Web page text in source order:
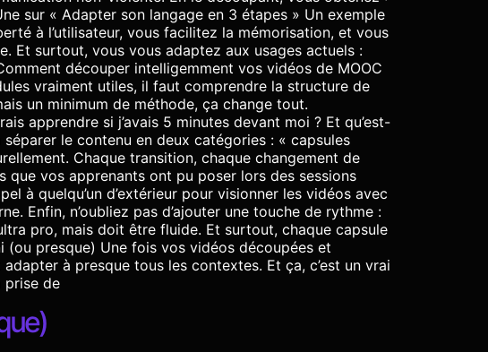
sur « Adapter son langage en 3 étapes » Un exemple
à l’utilisateur, vous facilitez la mémorisation, et vous
Et surtout, vous vous adaptez aux usages actuels :
découper intelligemment vos vidéos de MOOC
vraiment utiles, il faut comprendre la structure de
un minimum de méthode, ça change tout.
apprendre si j’avais 5 minutes devant moi ? Et qu’est-
le contenu en deux catégories : « capsules
Chaque transition, chaque changement de
vos apprenants ont pu poser lors des sessions
à quelqu’un d’extérieur pour visionner les vidéos avec
Enfin, n’oubliez pas d’ajouter une touche de rythme :
pro, mais doit être fluide. Et surtout, chaque capsule
(ou presque) Une fois vos vidéos découpées et
à presque tous les contextes. Et ça, c’est un vrai
prise de